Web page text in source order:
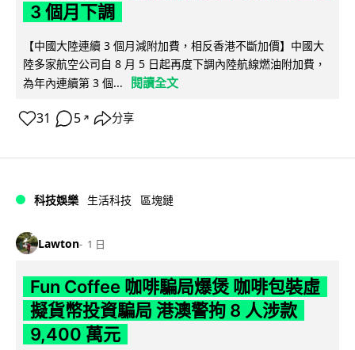
3 個月下調
【中國大陸連續 3 個月減附加費，相反香港不斷加價】中國大
陸多家航空公司自 8 月 5 日起再度下調內陸航線燃油附加費，
為年內連續第 3 個...
閱讀全文
31 5 ↗ 分享
科技娛樂 生活科技 區塊鏈
Lawton 1 日
Fun Coffee 咖啡騙局爆煲 咖啡包裝虛
擬貨幣投資騙局 港澳警拘 8 人涉款
9,400 萬元